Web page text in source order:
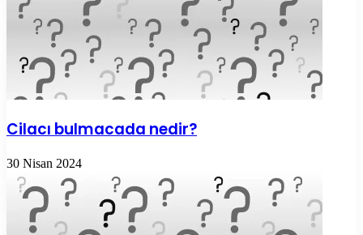
Cilacı bulmacada nedir?
30 Nisan 2024